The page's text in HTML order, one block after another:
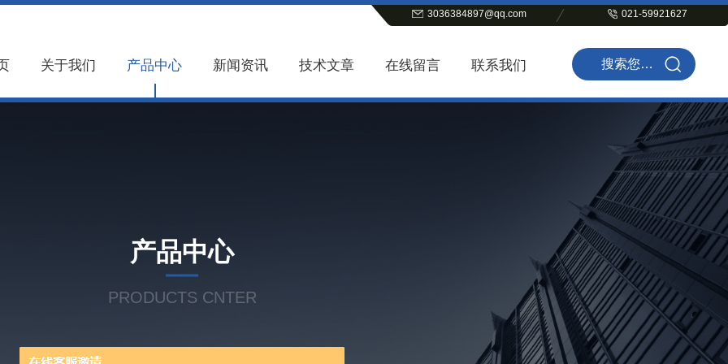
3036384897@qq.com 021-59921627
关于我们 产品中心 新闻资讯 技术文章 在线留言 联系我们
产品中心
PRODUCTS CNTER